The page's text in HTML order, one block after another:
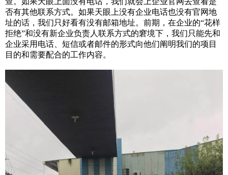
否有其他联系方式。如果天眼上没有企业电话也没有官网地
址的话，我们只好看有没有邮箱地址。前期，在企业的“花样
拒绝”和没有新企业负责人联系方式的窘境下，我们只能先和
企业采用电话、短信或者邮件的形式向他们阐明我们的项目
目的和需要配合的工作内容。